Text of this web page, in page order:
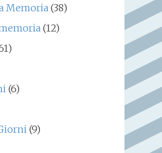
Memoria(38)
(12)
(6)
(9)